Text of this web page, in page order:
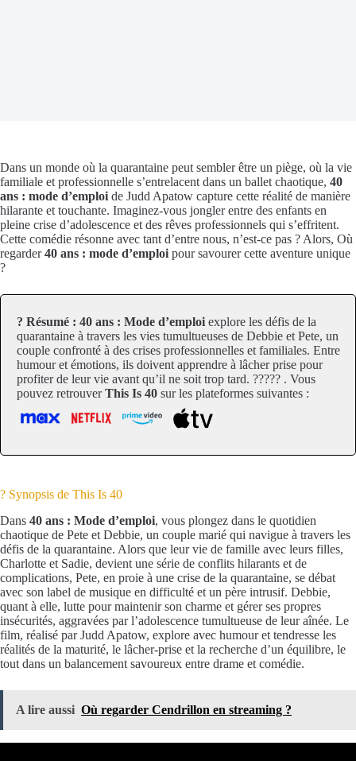
Dans un monde où la quarantaine peut sembler être un piège, où la vie
familiale et professionnelle s’entrelacent dans un ballet chaotique, 40
ans : mode d’emploi de Judd Apatow capture cette réalité de manière
hilarante et touchante. Imaginez-vous jongler entre des enfants en
pleine crise d’adolescence et des rêves professionnels qui s’effritent.
Cette comédie résonne avec tant d’entre nous, n’est-ce pas ? Alors, Où
regarder40 ans : mode d’emploi pour savourer cette aventure unique
?
? Résumé : 40 ans : Mode d’emploi explore les défis de la
quarantaine à travers les vies tumultueuses de Debbie et Pete, un
couple confronté à des crises professionnelles et familiales. Entre
humour et émotions, ils doivent apprendre à lâcher prise pour
profiter de leur vie avant qu’il ne soit trop tard. ??‍?‍?‍? . Vous
pouvez retrouverThis Is 40 sur les plateformes suivantes :
? Synopsis de This Is 40
Dans 40 ans : Mode d’emploi, vous plongez dans le quotidien
chaotique de Pete et Debbie, un couple marié qui navigue à travers les
défis de la quarantaine. Alors que leur vie de famille avec leurs filles,
Charlotte et Sadie, devient une série de conflits hilarants et de
complications, Pete, en proie à une crise de la quarantaine, se débat
avec son label de musique en difficulté et un père intrusif. Debbie,
quant à elle, lutte pour maintenir son charme et gérer ses propres
insécurités, aggravées par l’adolescence tumultueuse de leur aînée. Le
film, réalisé par Judd Apatow, explore avec humour et tendresse les
réalités de la maturité, le lâcher-prise et la recherche d’un équilibre, le
tout dans un balancement savoureux entre drame et comédie.
A lire aussi Où regarder Cendrillon en streaming ?